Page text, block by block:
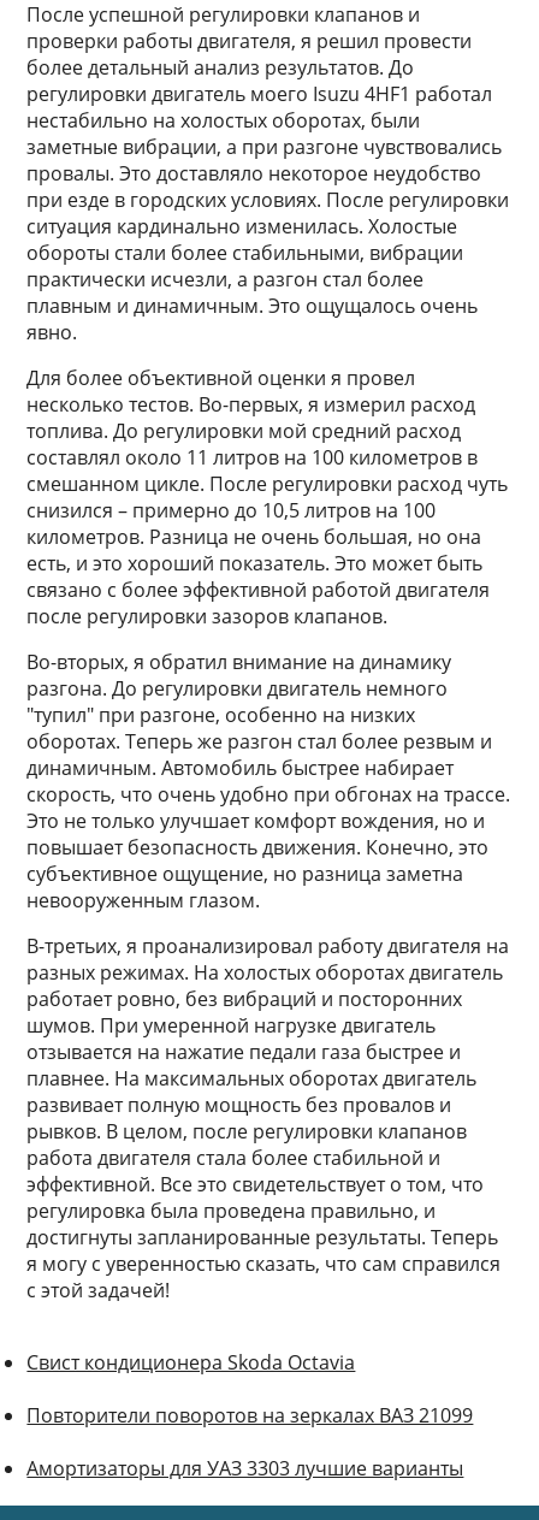
После успешной регулировки клапанов и
проверки работы двигателя, я решил провести
более детальный анализ результатов. До
регулировки двигатель моего Isuzu 4HF1 работал
нестабильно на холостых оборотах, были
заметные вибрации, а при разгоне чувствовались
провалы. Это доставляло некоторое неудобство
при езде в городских условиях. После регулировки
ситуация кардинально изменилась. Холостые
обороты стали более стабильными, вибрации
практически исчезли, а разгон стал более
плавным и динамичным. Это ощущалось очень
явно.
Для более объективной оценки я провел
несколько тестов. Во-первых, я измерил расход
топлива. До регулировки мой средний расход
составлял около 11 литров на 100 километров в
смешанном цикле. После регулировки расход чуть
снизился – примерно до 10,5 литров на 100
километров. Разница не очень большая, но она
есть, и это хороший показатель. Это может быть
связано с более эффективной работой двигателя
после регулировки зазоров клапанов.
Во-вторых, я обратил внимание на динамику
разгона. До регулировки двигатель немного
"тупил" при разгоне, особенно на низких
оборотах. Теперь же разгон стал более резвым и
динамичным. Автомобиль быстрее набирает
скорость, что очень удобно при обгонах на трассе.
Это не только улучшает комфорт вождения, но и
повышает безопасность движения. Конечно, это
субъективное ощущение, но разница заметна
невооруженным глазом.
В-третьих, я проанализировал работу двигателя на
разных режимах. На холостых оборотах двигатель
работает ровно, без вибраций и посторонних
шумов. При умеренной нагрузке двигатель
отзывается на нажатие педали газа быстрее и
плавнее. На максимальных оборотах двигатель
развивает полную мощность без провалов и
рывков. В целом, после регулировки клапанов
работа двигателя стала более стабильной и
эффективной. Все это свидетельствует о том, что
регулировка была проведена правильно, и
достигнуты запланированные результаты. Теперь
я могу с уверенностью сказать, что сам справился
с этой задачей!
Свист кондиционера Skoda Octavia
Повторители поворотов на зеркалах ВАЗ 21099
Амортизаторы для УАЗ 3303 лучшие варианты